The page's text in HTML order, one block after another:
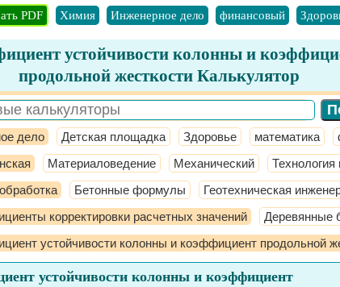
PDF Химия Инженерное дело финансовый
устойчивости колонны и
продольной жесткости Калькулятор
дело Детская площадка Здоровье математика
Материаловедение Механический Технология
Бетонные формулы Геотехническая
корректировки расчетных значений Деревянные
устойчивости колонны и коэффициент продольной
устойчивости колонны и коэффициент